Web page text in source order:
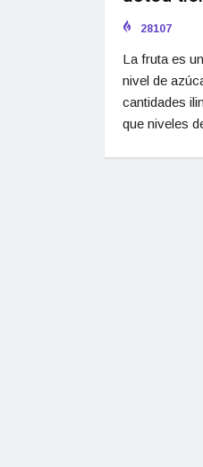
28107
La fruta es
nivel de
cantidades
que niveles